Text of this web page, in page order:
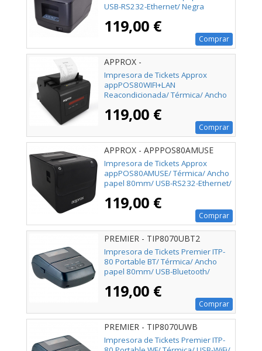
USB-RS232-Ethernet/ Negra
119,00 €
Comprar
APPROX -
Impresora de Tickets Approx
appPOS80WIFI+LAN
Reacondicionada/ Térmica/ Ancho
RS232-RJ11/ Negra
119,00 €
Comprar
APPROX - APPPOS80AMUSE
Impresora de Tickets Approx
appPOS80AMUSE/ Térmica/ Ancho
papel 80mm/ USB-RS232-Ethernet/
119,00 €
Comprar
PREMIER - TIP8070UBT2
Impresora de Tickets Premier ITP-
80 Portable BT/ Térmica/ Ancho
papel 80mm/ USB-Bluetooth/
119,00 €
Comprar
PREMIER - TIP8070UWB
Impresora de Tickets Premier ITP-